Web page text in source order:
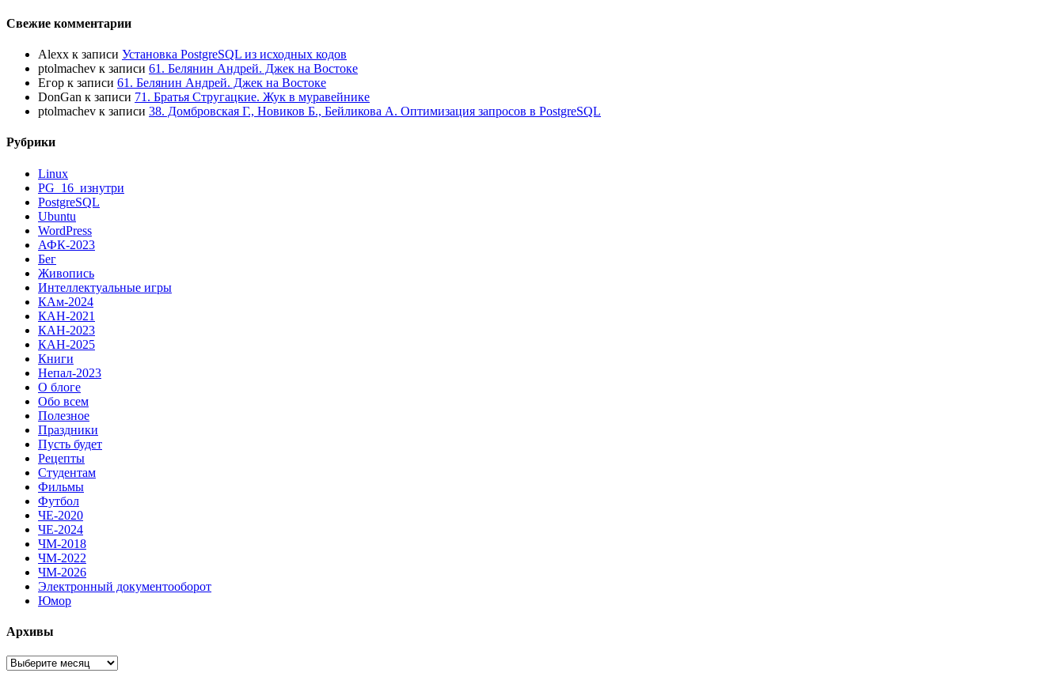
Свежие комментарии
Alexx к записи Установка PostgreSQL из исходных кодов
ptolmachev к записи 61. Белянин Андрей. Джек на Востоке
Егор к записи 61. Белянин Андрей. Джек на Востоке
DonGan к записи 71. Братья Стругацкие. Жук в муравейнике
ptolmachev к записи 38. Домбровская Г., Новиков Б., Бейликова А. Оптимизация запросов в PostgreSQL
Рубрики
Linux
PG_16_изнутри
PostgreSQL
Ubuntu
WordPress
АФК-2023
Бег
Живопись
Интеллектуальные игры
КАм-2024
КАН-2021
КАН-2023
КАН-2025
Книги
Непал-2023
О блоге
Обо всем
Полезное
Праздники
Пусть будет
Рецепты
Студентам
Фильмы
Футбол
ЧЕ-2020
ЧЕ-2024
ЧМ-2018
ЧМ-2022
ЧМ-2026
Электронный документооборот
Юмор
Архивы
Архивы